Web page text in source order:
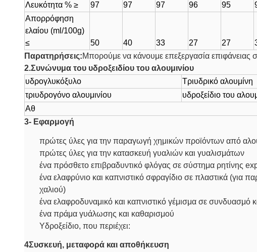
Λευκότητα % ≥
97 97 97 96 95
Απορρόφηση
ελαίου (ml/100g)
≤
50 40 33 27 27
Παρατηρήσεις:Μπορούμε να κάνουμε επεξεργασία επιφάνειας
2.Συνώνυμα του υδροξειδίου του αλουμινίου
υδρογλυκόξυλο
Τριυδρικό αλουμίνη
τριυδρογόνο αλουμινίου
υδροξείδιο του
Αθ
3- Εφαρμογή
πρώτες ύλες για την παραγωγή χημικών προϊόντων από
πρώτες ύλες για την κατασκευή γυαλιών και γυαλισμάτων
ένα πρόσθετο επιβραδυντικό φλόγας σε σύστημα ρητίνης
ένα ελαφρύνιο και καπνιστικό σφραγίδιο σε πλαστικά (για
χαλιού)
ένα ελαφροδυναμικό και καπνιστικό γέμισμα σε
ένα πράμα γυάλωσης και καθαρισμού
Υδροξείδιο, που περιέχει:
4Συσκευή, μεταφορά και αποθήκευση